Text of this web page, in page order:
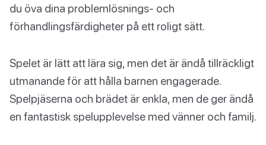
du öva dina problemlösnings- och
förhandlingsfärdigheter på ett roligt sätt.
Spelet är lätt att lära sig, men det är ändå tillräckligt
utmanande för att hålla barnen engagerade.
Spelpjäserna och brädet är enkla, men de ger ändå
en fantastisk spelupplevelse med vänner och familj.